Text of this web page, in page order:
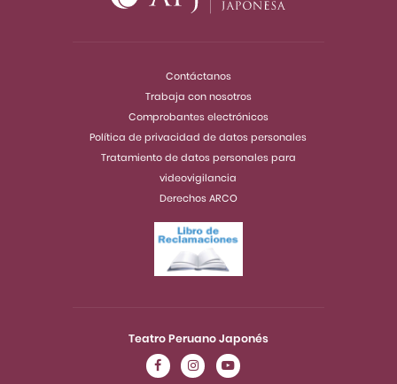
Teatro Peruano Japonés
Contáctanos
Trabaja con nosotros
Comprobantes electrónicos
Política de privacidad de datos personales
Tratamiento de datos personales para
videovigilancia
Derechos ARCO